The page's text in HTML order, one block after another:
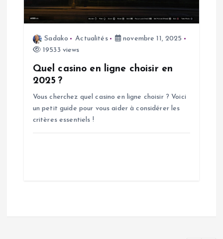
Sadako Actualités
novembre 11, 2025
19533 views
Quel casino en ligne choisir en
2025 ?
Vous cherchez quel casino en ligne choisir ? Voici
un petit guide pour vous aider à considérer les
critères essentiels !